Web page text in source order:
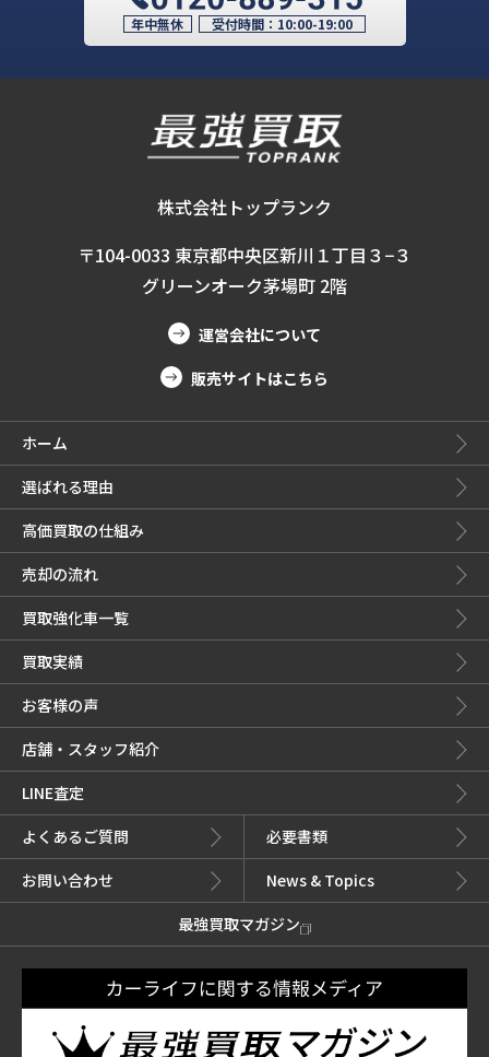
年中無休 受付時間： 10:00-19:00
株式会社トップランク
〒104-0033 東京都中央区新川１丁目３−３
グリーンオーク茅場町 2階
運営会社について
販売サイトはこちら
ホーム
選ばれる理由
高価買取の仕組み
売却の流れ
買取強化車一覧
買取実績
お客様の声
店舗・スタッフ紹介
LINE査定
よくあるご質問
必要書類
お問い合わせ
News & Topics
最強買取マガジン